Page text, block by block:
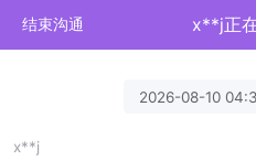
结束沟通 x**j正
2026-08-10
x**j